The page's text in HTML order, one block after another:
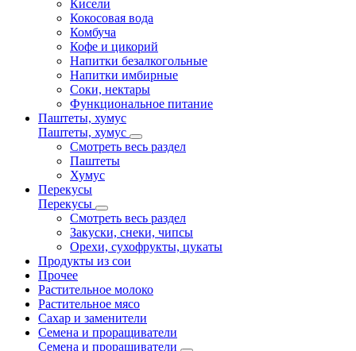
Кисели
Кокосовая вода
Комбуча
Кофе и цикорий
Напитки безалкогольные
Напитки имбирные
Соки, нектары
Функциональное питание
Паштеты, хумус
Паштеты, хумус
Смотреть весь раздел
Паштеты
Хумус
Перекусы
Перекусы
Смотреть весь раздел
Закуски, снеки, чипсы
Орехи, сухофрукты, цукаты
Продукты из сои
Прочее
Растительное молоко
Растительное мясо
Сахар и заменители
Семена и проращиватели
Семена и проращиватели